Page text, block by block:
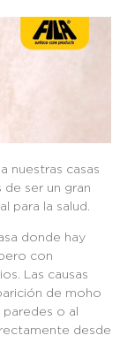
nuestras casas
de ser un gran
para la salud.
donde hay
con
Las causas
de moho
o al
desde